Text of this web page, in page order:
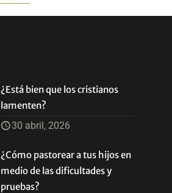
¿Está bien que los cristianos
lamenten?
30 abril, 2026
¿Cómo pastorear a tus hijos en
medio de las dificultades y
pruebas?